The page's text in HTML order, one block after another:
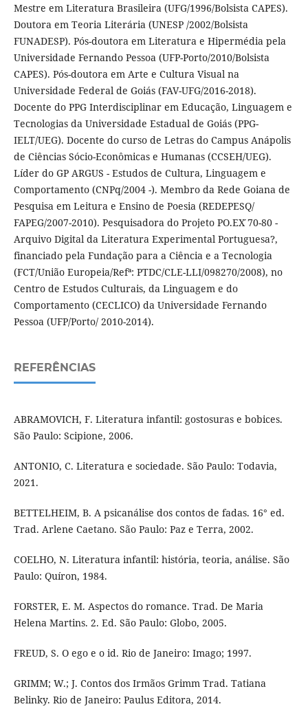
Mestre em Literatura Brasileira (UFG/1996/Bolsista CAPES).
Doutora em Teoria Literária (UNESP /2002/Bolsista
FUNADESP). Pós-doutora em Literatura e Hipermédia pela
Universidade Fernando Pessoa (UFP-Porto/2010/Bolsista
CAPES). Pós-doutora em Arte e Cultura Visual na
Universidade Federal de Goiás (FAV-UFG/2016-2018).
Docente do PPG Interdisciplinar em Educação, Linguagem e
Tecnologias da Universidade Estadual de Goiás (PPG-
IELT/UEG). Docente do curso de Letras do Campus Anápolis
de Ciências Sócio-Econômicas e Humanas (CCSEH/UEG).
Líder do GP ARGUS - Estudos de Cultura, Linguagem e
Comportamento (CNPq/2004 -). Membro da Rede Goiana de
Pesquisa em Leitura e Ensino de Poesia (REDEPESQ/
FAPEG/2007-2010). Pesquisadora do Projeto PO.EX ́70-80 -
Arquivo Digital da Literatura Experimental Portuguesa?,
financiado pela Fundação para a Ciência e a Tecnologia
(FCT/União Europeia/Refª: PTDC/CLE-LLI/098270/2008), no
Centro de Estudos Culturais, da Linguagem e do
Comportamento (CECLICO) da Universidade Fernando
Pessoa (UFP/Porto/ 2010-2014).
REFERÊNCIAS
ABRAMOVICH, F. Literatura infantil: gostosuras e bobices.
São Paulo: Scipione, 2006.
ANTONIO, C. Literatura e sociedade. São Paulo: Todavia,
2021.
BETTELHEIM, B. A psicanálise dos contos de fadas. 16° ed.
Trad. Arlene Caetano. São Paulo: Paz e Terra, 2002.
COELHO, N. Literatura infantil: história, teoria, análise. São
Paulo: Quíron, 1984.
FORSTER, E. M. Aspectos do romance. Trad. De Maria
Helena Martins. 2. Ed. São Paulo: Globo, 2005.
FREUD, S. O ego e o id. Rio de Janeiro: Imago; 1997.
GRIMM; W.; J. Contos dos Irmãos Grimm Trad. Tatiana
Belinky. Rio de Janeiro: Paulus Editora, 2014.